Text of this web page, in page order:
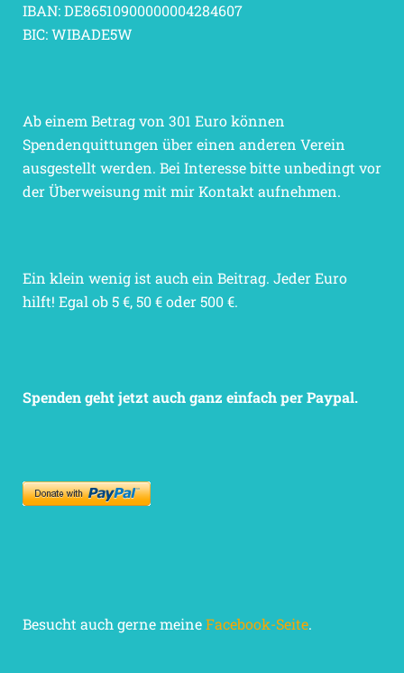
IBAN: DE86510900000004284607
BIC: WIBADE5W
Ab einem Betrag von 301 Euro können
Spendenquittungen über einen anderen Verein
ausgestellt werden. Bei Interesse bitte unbedingt vor
der Überweisung mit mir Kontakt aufnehmen.
Ein klein wenig ist auch ein Beitrag. Jeder Euro
hilft! Egal ob 5 €, 50 € oder 500 €.
Spenden geht jetzt auch ganz einfach per Paypal.
Besucht auch gerne meineFacebook-Seite.